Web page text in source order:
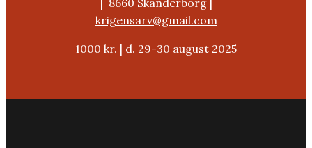
| 8660 Skanderborg |
krigensarv@gmail.com
1000 kr. | d. 29-30 august 2025